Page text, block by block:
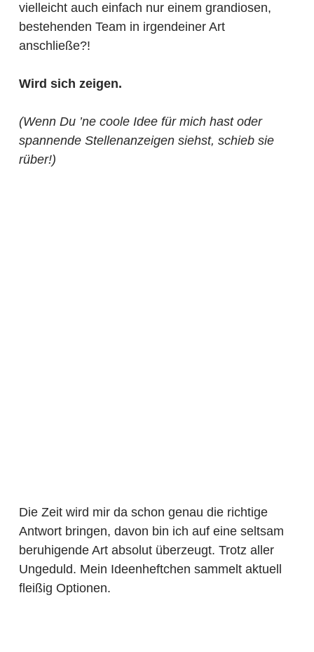
vielleicht auch einfach nur einem grandiosen,
bestehenden Team in irgendeiner Art
anschließe?!
Wird sich zeigen.
(Wenn Du ’ne coole Idee für mich hast oder
spannende Stellenanzeigen siehst, schieb sie
rüber!)
Die Zeit wird mir da schon genau die richtige
Antwort bringen, davon bin ich auf eine seltsam
beruhigende Art absolut überzeugt. Trotz aller
Ungeduld. Mein Ideenheftchen sammelt aktuell
fleißig Optionen.